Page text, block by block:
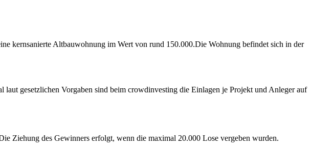
kernsanierte Altbauwohnung im Wert von rund 150.000.Die Wohnung befindet sich in der
laut gesetzlichen Vorgaben sind beim crowdinvesting die Einlagen je Projekt und Anleger auf
Ziehung des Gewinners erfolgt, wenn die maximal 20.000 Lose vergeben wurden.